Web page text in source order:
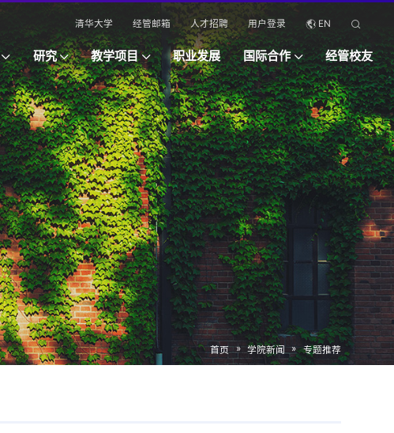
清华大学 经管邮箱 人才招聘 用户登录 EN
研究 教学项目 职业发展 国际合作 经管校友
首页 » 学院新闻 » 专题推荐